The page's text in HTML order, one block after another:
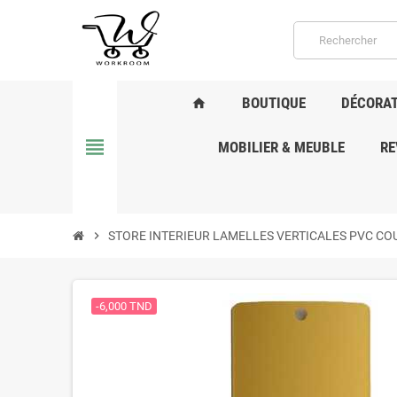
view_headline
home BOUTIQUE
MOBILIER & MEUBLE
chevron_right STORE INTERIEUR LAMELLES VERTICALES PVC
-6,000 TND